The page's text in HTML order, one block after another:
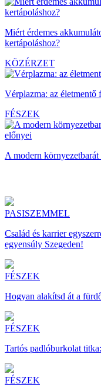
Miért érdemes
kertápoláshoz?
KÖZÉRZET
Vérplazma: az életmentő
FÉSZEK
A modern
PASISZEMMEL
Család és karrier
egyensúly Szegeden!
FÉSZEK
Hogyan alakítsd át a
FÉSZEK
Tartós padlóburkolat
FÉSZEK